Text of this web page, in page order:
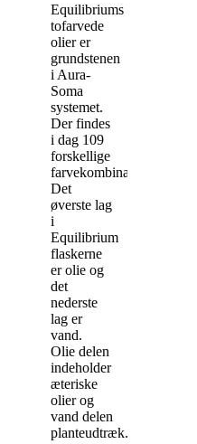
Equilibriums
tofarvede
olier er
grundstenen
i Aura-
Soma
systemet.
Der findes
i dag 109
forskellige
farvekombinationer/
Det
øverste lag
i
Equilibrium
flaskerne
er olie og
det
nederste
lag er
vand.
Olie delen
indeholder
æteriske
olier og
vand delen
planteudtræk.